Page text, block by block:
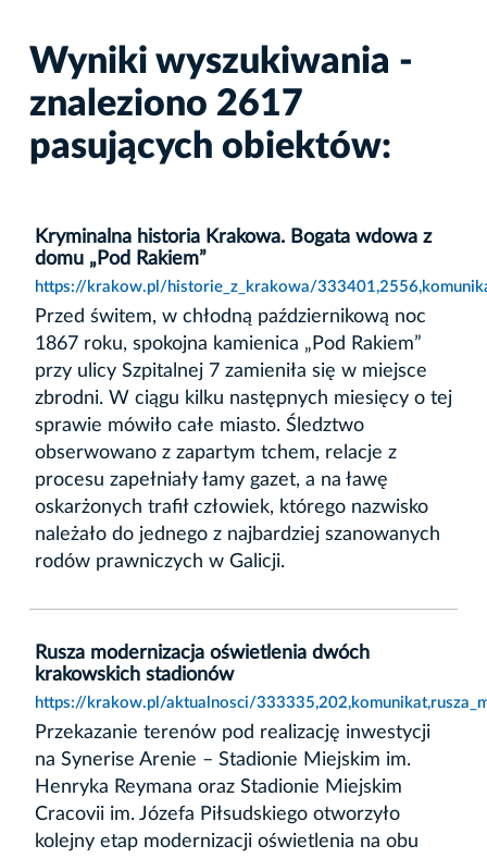
Wyniki wyszukiwania -
znaleziono 2617
pasujących obiektów:
Kryminalna historia Krakowa. Bogata wdowa z
domu „Pod Rakiem”
https://krakow.pl/historie_z_krakowa/
Przed świtem, w chłodną październikową noc
1867 roku, spokojna kamienica „Pod Rakiem”
przy ulicy Szpitalnej 7 zamieniła się w miejsce
zbrodni. W ciągu kilku następnych miesięcy o tej
sprawie mówiło całe miasto. Śledztwo
obserwowano z zapartym tchem, relacje z
procesu zapełniały łamy gazet, a na ławę
oskarżonych trafił człowiek, którego nazwisko
należało do jednego z najbardziej szanowanych
rodów prawniczych w Galicji.
Rusza modernizacja oświetlenia dwóch
krakowskich stadionów
https://krakow.pl/aktualnosci/
Przekazanie terenów pod realizację inwestycji
na Synerise Arenie – Stadionie Miejskim im.
Henryka Reymana oraz Stadionie Miejskim
Cracovii im. Józefa Piłsudskiego otworzyło
kolejny etap modernizacji oświetlenia na obu